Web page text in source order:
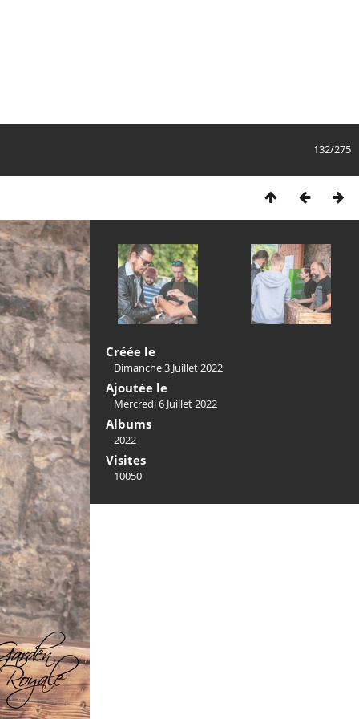
132/275
Créée le
Dimanche 3 Juillet 2022
Ajoutée le
Mercredi 6 Juillet 2022
Albums
2022
Visites
10050